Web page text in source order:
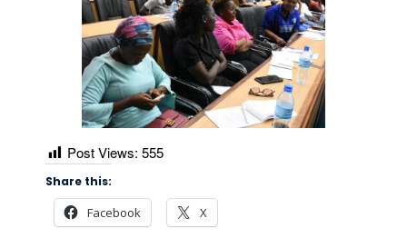
Post Views: 555
Share this:
Facebook X